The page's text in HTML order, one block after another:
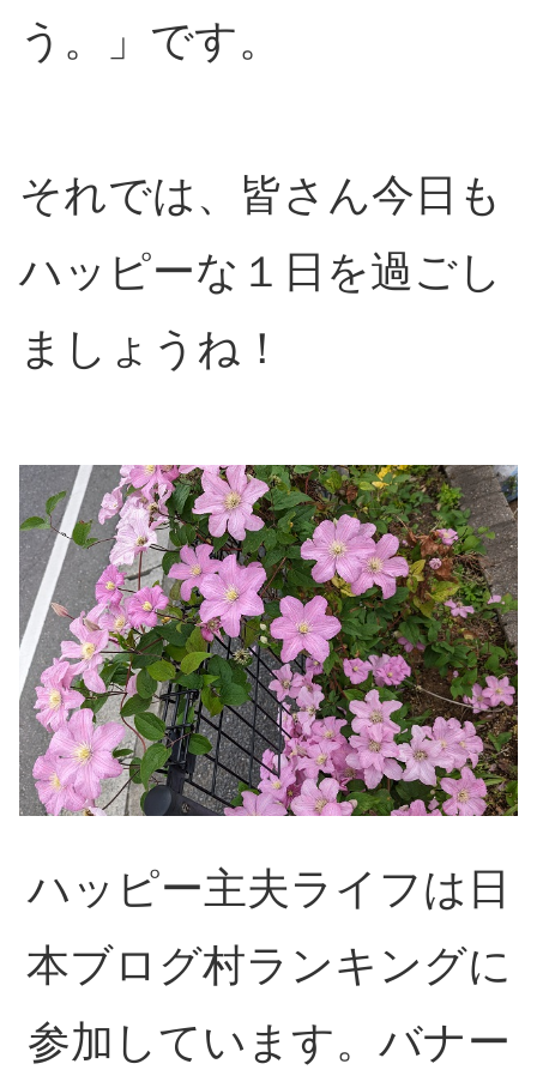
う。」です。
それでは、皆さん今日も
ハッピーな１日を過ごし
ましょうね！
ハッピー主夫ライフは日
本ブログ村ランキングに
参加しています。バナー